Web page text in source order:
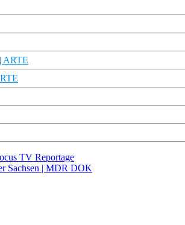
ARTE
TV Reportage
Sachsen | MDR DOK